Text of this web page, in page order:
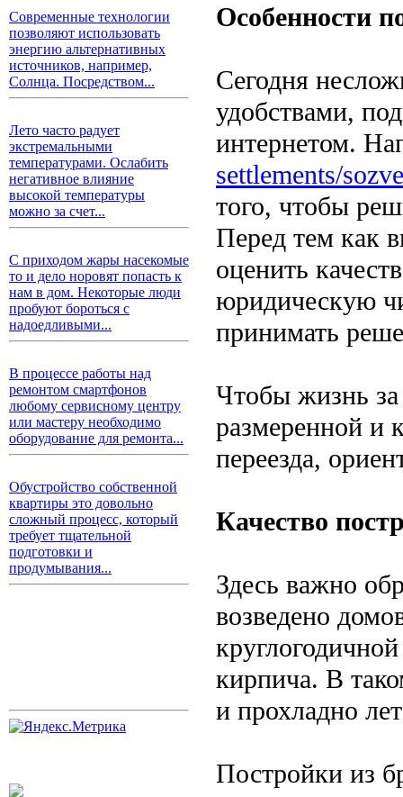
Современные технологии
позволяют использовать
энергию альтернативных
источников, например,
Солнца. Посредством...
Лето часто радует
экстремальными
температурами. Ослабить
негативное влияние
высокой температуры
можно за счет...
С приходом жары насекомые
то и дело норовят попасть к
нам в дом. Некоторые люди
пробуют бороться с
надоедливыми...
В процессе работы над
ремонтом смартфонов
любому сервисному центру
или мастеру необходимо
оборудование для ремонта...
Обустройство собственной
квартиры это довольно
сложный процесс, который
требует тщательной
подготовки и
продумывания...
Особенности
Сегодня
удобствами,
интернетом.
settlements/
того, чтобы
Перед тем как
оценить
юридическую
принимать
Чтобы жизнь
размеренной и
переезда,
Качество
Здесь важно
возведено
кирпича. В
и прохладно
Постройки из